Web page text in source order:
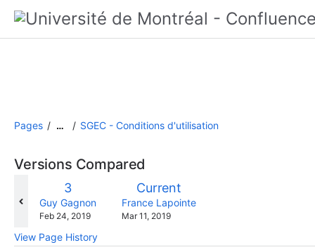
Pages … SGEC - Conditions d'utilisation
Versions Compared
Old
Version
3
changes.mady.by.user
Guy Gagnon
Saved
Feb 24, 2019
comparedNew
Version
Current
changes.mady.by.user
France Lapointe
Saved
Mar 11, 2019
View Page History